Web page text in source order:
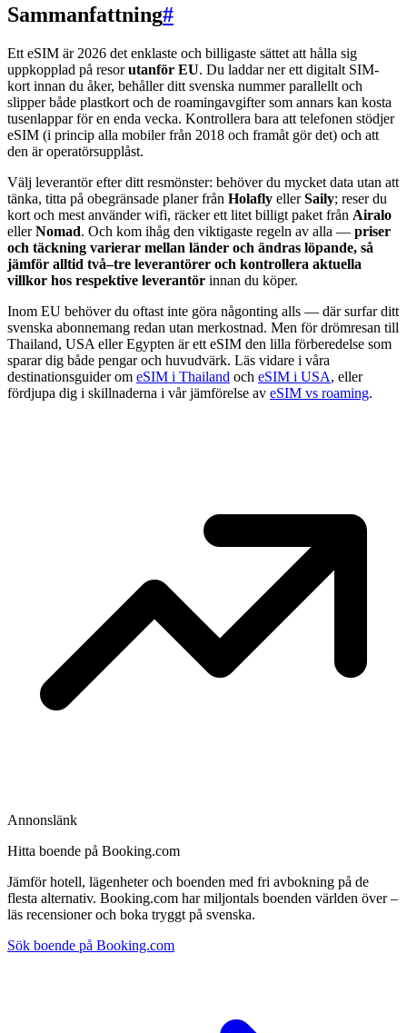
Sammanfattning#
Ett eSIM är 2026 det enklaste och billigaste sättet att hålla sig
uppkopplad på resorutanför EU. Du laddar ner ett digitalt SIM-
kort innan du åker, behåller ditt svenska nummer parallellt och
slipper både plastkort och de roamingavgifter som annars kan kosta
tusenlappar för en enda vecka. Kontrollera bara att telefonen stödjer
eSIM (i princip alla mobiler från 2018 och framåt gör det) och att
den är operatörsupplåst.
Välj leverantör efter ditt resmönster: behöver du mycket data utan att
tänka, titta på obegränsade planer från Holafly ellerSaily; reser du
kort och mest använder wifi, räcker ett litet billigt paket från Airalo
ellerNomad. Och kom ihåg den viktigaste regeln av alla — priser
och täckning varierar mellan länder och ändras löpande, så
jämför alltid två–tre leverantörer och kontrollera aktuella
villkor hos respektive leverantör innan du köper.
Inom EU behöver du oftast inte göra någonting alls — där surfar ditt
svenska abonnemang redan utan merkostnad. Men för drömresan till
Thailand, USA eller Egypten är ett eSIM den lilla förberedelse som
sparar dig både pengar och huvudvärk. Läs vidare i våra
destinationsguider om eSIM i Thailand och eSIM i USA, eller
fördjupa dig i skillnaderna i vår jämförelse av eSIM vs roaming.
Annonslänk
Hitta boende på Booking.com
Jämför hotell, lägenheter och boenden med fri avbokning på de
flesta alternativ. Booking.com har miljontals boenden världen över –
läs recensioner och boka tryggt på svenska.
Sök boende på Booking.com